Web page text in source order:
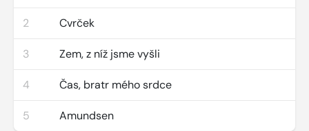
2 Cvrček
3 Zem, z níž jsme vyšli
4 Čas, bratr mého srdce
5 Amundsen